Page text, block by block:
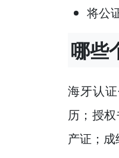
将公
哪些
海牙认
历；授
产证；成